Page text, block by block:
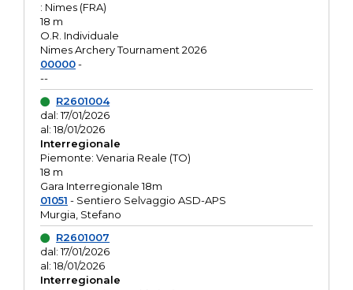
: Nimes (FRA)
18 m
O.R. Individuale
Nimes Archery Tournament 2026
00000-
--
R2601004
dal: 17/01/2026
al: 18/01/2026
Interregionale
Piemonte: Venaria Reale (TO)
18 m
Gara Interregionale 18m
01051 - Sentiero Selvaggio ASD-APS
Murgia, Stefano
R2601007
dal: 17/01/2026
al: 18/01/2026
Interregionale